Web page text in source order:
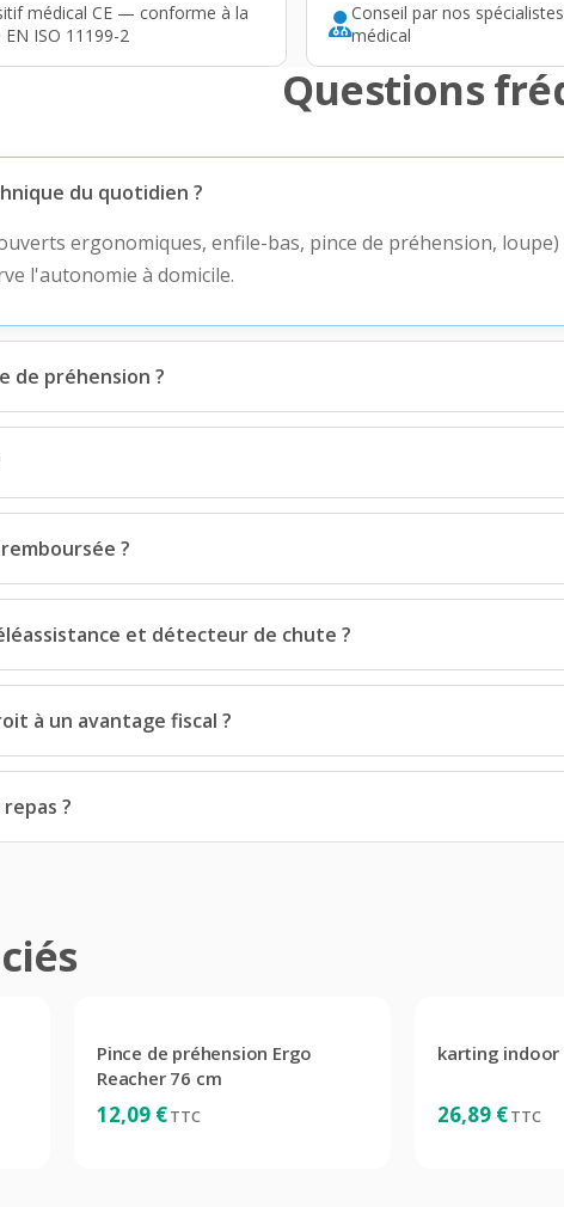
médical CE — conforme à la
ISO 11199-2
Conseil par nos
médical
Questions
du quotidien ?
ergonomiques, enfile-bas, pince de préhension,
l'autonomie à domicile.
de préhension ?
?
et détecteur de chute ?
à un avantage fiscal ?
?
Pince de préhension Ergo
Reacher 76 cm
12,09 €TTC
karting indoor
26,89 €TTC